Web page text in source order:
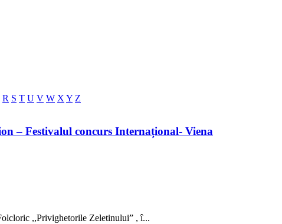
R S T U V W X Y Z
– Festivalul concurs Internațional- Viena
,,Privighetorile Zeletinului” , î...